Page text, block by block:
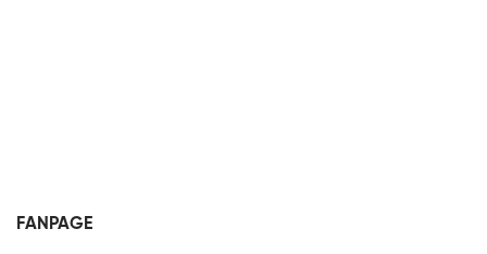
FANPAGE